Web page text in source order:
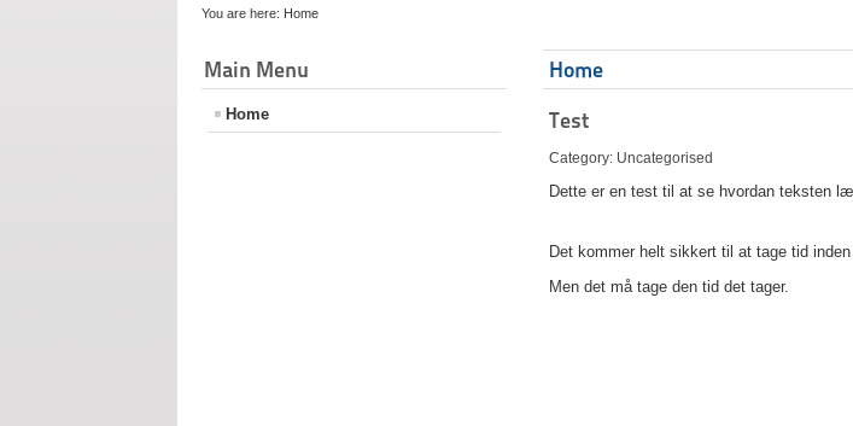
You are here: Home
Main Menu
Home
Home
Test
Category: Uncategorised
Dette er en test til at se hvordan teksten
Det kommer helt sikkert til at tage tid
Men det må tage den tid det tager.